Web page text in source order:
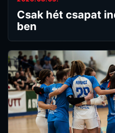
Csak hét csapat
ben